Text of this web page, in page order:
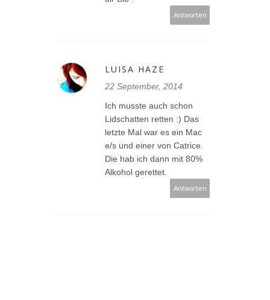
Antworten
LUISA HAZE
22 September, 2014
Ich musste auch schon
Lidschatten retten :) Das
letzte Mal war es ein Mac
e/s und einer von Catrice.
Die hab ich dann mit 80%
Alkohol gerettet.
Antworten